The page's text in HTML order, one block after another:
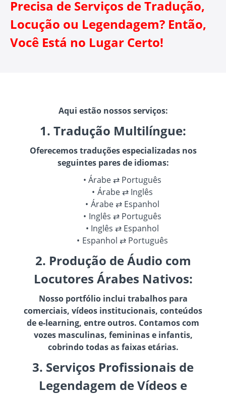
Precisa de Serviços de Tradução,
Locução ou Legendagem? Então,
Você Está no Lugar Certo!
Aqui estão nossos serviços:
1. Tradução Multilíngue:
Oferecemos traduções especializadas nos
seguintes pares de idiomas:
Árabe ⇄ Português
Árabe ⇄ Inglês
Árabe ⇄ Espanhol
Inglês ⇄ Português
Inglês ⇄ Espanhol
Espanhol ⇄ Português
2. Produção de Áudio com
Locutores Árabes Nativos:
Nosso portfólio inclui trabalhos para
comerciais, vídeos institucionais, conteúdos
de e-learning, entre outros. Contamos com
vozes masculinas, femininas e infantis,
cobrindo todas as faixas etárias.
3. Serviços Profissionais de
Legendagem de Vídeos e